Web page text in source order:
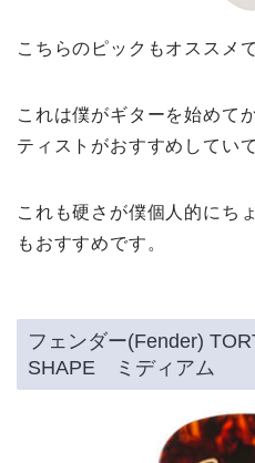
こちらのピックもオススメで
これは僕がギターを始めて
ティストがおすすめしてい
これも硬さが僕個人的にち
もおすすめです。
フェンダー(Fender)
SHAPE ミディアム